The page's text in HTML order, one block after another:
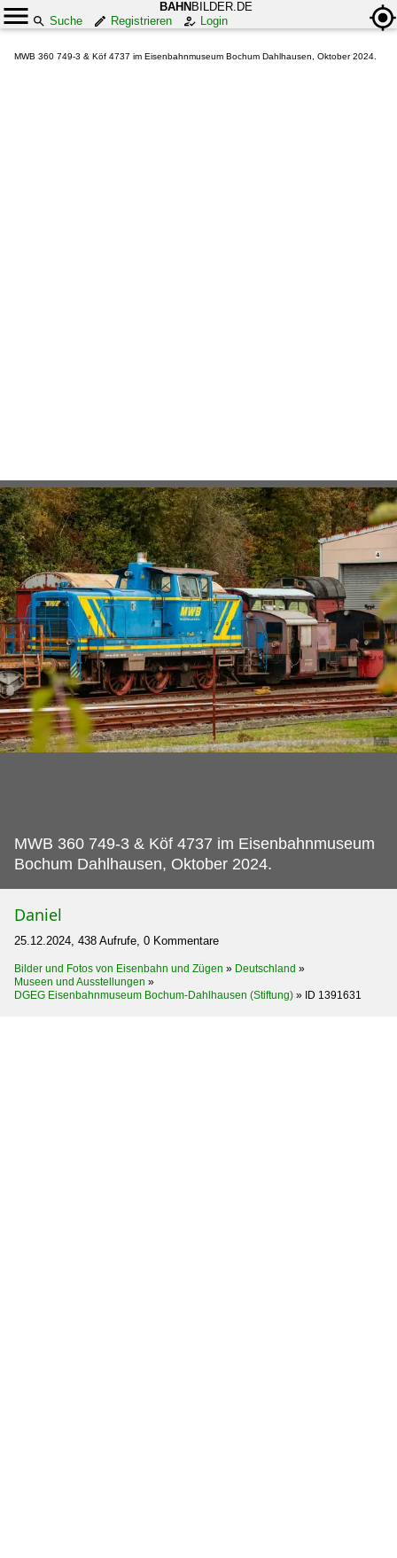
BAHN BILDER.DE
Suche
Registrieren Login
MWB 360 749-3 & Köf 4737 im Eisenbahnmuseum Bochum Dahlhausen, Oktober 2024.
MWB 360 749-3 & Köf 4737 im Eisenbahnmuseum
Bochum Dahlhausen, Oktober 2024.
Daniel
25.12.2024, 438 Aufrufe, 0 Kommentare
Bilder und Fotos von Eisenbahn und Zügen » Deutschland »
Museen und Ausstellungen »
DGEG Eisenbahnmuseum Bochum-Dahlhausen (Stiftung) » ID 1391631